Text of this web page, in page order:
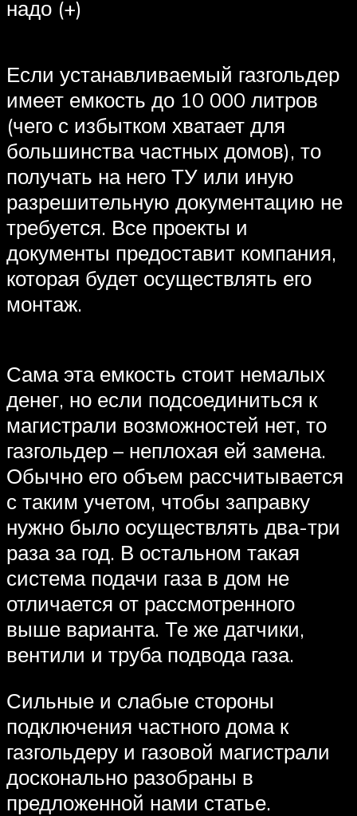
надо (+)
Если устанавливаемый газгольдер
имеет емкость до 10 000 литров
(чего с избытком хватает для
большинства частных домов), то
получать на него ТУ или иную
разрешительную документацию не
требуется. Все проекты и
документы предоставит компания,
которая будет осуществлять его
монтаж.
Сама эта емкость стоит немалых
денег, но если подсоединиться к
магистрали возможностей нет, то
газгольдер – неплохая ей замена.
Обычно его объем рассчитывается
с таким учетом, чтобы заправку
нужно было осуществлять два-три
раза за год. В остальном такая
система подачи газа в дом не
отличается от рассмотренного
выше варианта. Те же датчики,
вентили и труба подвода газа.
Сильные и слабые стороны
подключения частного дома к
газгольдеру и газовой магистрали
досконально разобраны в
предложенной нами статье.